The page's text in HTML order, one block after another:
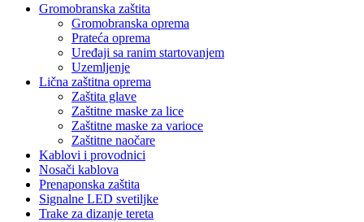
Gromobranska zaštita
Gromobranska oprema
Prateća oprema
Uređaji sa ranim startovanjem
Uzemljenje
Lična zaštitna oprema
Zaštita glave
Zaštitne maske za lice
Zaštitne maske za varioce
Zaštitne naočare
Kablovi i provodnici
Nosači kablova
Prenaponska zaštita
Signalne LED svetiljke
Trake za dizanje tereta